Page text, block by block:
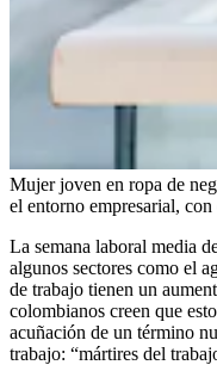
Mujer joven en ropa de
el entorno empresarial, con
La semana laboral media
algunos sectores como el
de trabajo tienen un
colombianos creen que
acuñación de un término
trabajo: “mártires del